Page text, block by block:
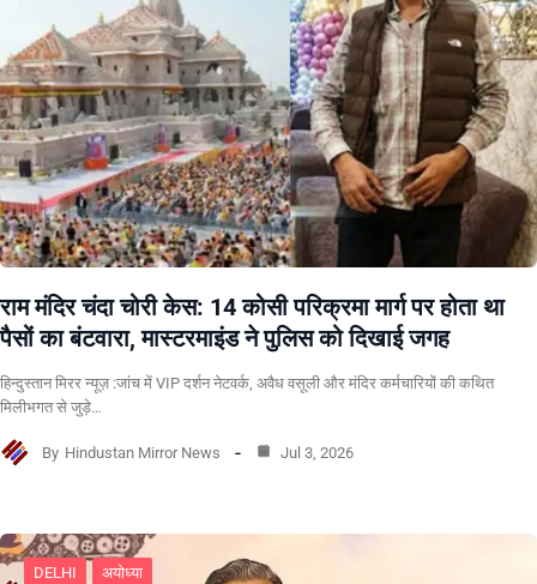
राम मंदिर चंदा चोरी केस: 14 कोसी परिक्रमा मार्ग पर होता था
पैसों का बंटवारा, मास्टरमाइंड ने पुलिस को दिखाई जगह
हिन्दुस्तान मिरर न्यूज़ :जांच में VIP दर्शन नेटवर्क, अवैध वसूली और मंदिर कर्मचारियों की कथित
मिलीभगत से जुड़े…
By Hindustan Mirror News Jul 3, 2026
DELHI अयोध्या